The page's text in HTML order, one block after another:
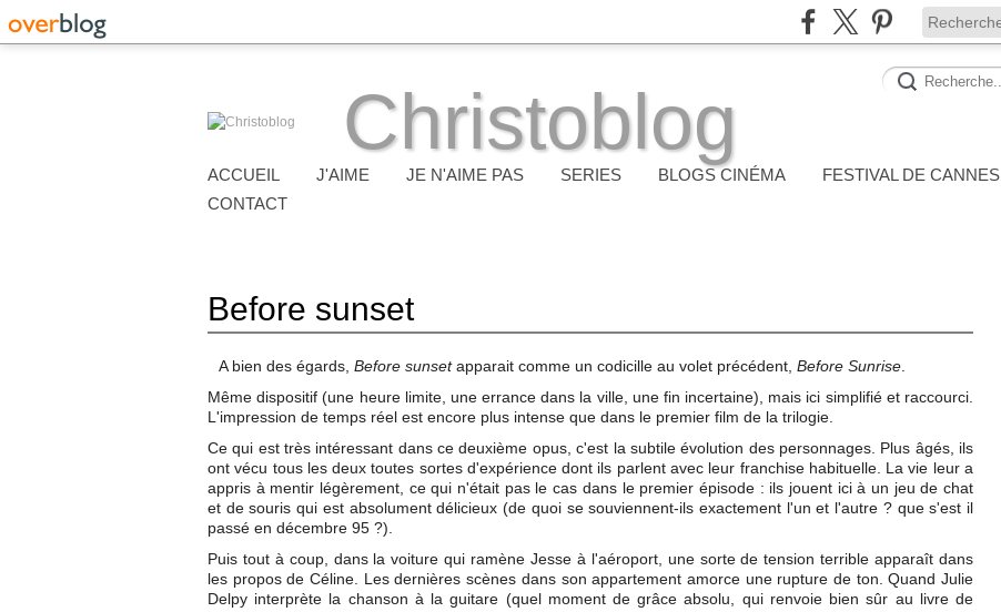
Christoblog
ACCUEIL J'AIME JE N'AIME PAS SERIES BLOGS CINÉMA FESTIVAL DE CANNES
CONTACT
Before sunset
A bien des égards, Before sunsetapparait comme un codicille au volet précédent, Before Sunrise
Même dispositif (une heure limite, une errance dans la ville, une fin incertaine), mais ici simplifié et raccourci.
L'impression de temps réel est encore plus intense que dans le premier film de la trilogie.
Ce qui est très intéressant dans ce deuxième opus, c'est la subtile évolution des personnages. Plus âgés, ils
ont vécu tous les deux toutes sortes d'expérience dont ils parlent avec leur franchise habituelle. La vie leur a
appris à mentir légèrement, ce qui n'était pas le cas dans le premier épisode : ils jouent ici à un jeu de chat
et de souris qui est absolument délicieux (de quoi se souviennent-ils exactement l'un et l'autre ? que s'est il
passé en décembre 95 ?).
Puis tout à coup, dans la voiture qui ramène Jesse à l'aéroport, une sorte de tension terrible apparaît dans
les propos de Céline. Les dernières scènes dans son appartement amorce une rupture de ton. Quand Julie
Delpy interprète la chanson à la guitare (quel moment de grâce absolu, qui renvoie bien sûr au livre de